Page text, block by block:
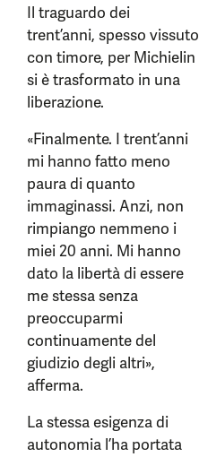
Il traguardo dei
trent’anni, spesso vissuto
con timore, per Michielin
si è trasformato in una
liberazione.
«Finalmente. I trent’anni
mi hanno fatto meno
paura di quanto
immaginassi. Anzi, non
rimpiango nemmeno i
miei 20 anni. Mi hanno
dato la libertà di essere
me stessa senza
preoccuparmi
continuamente del
giudizio degli altri»,
afferma.
La stessa esigenza di
autonomia l’ha portata